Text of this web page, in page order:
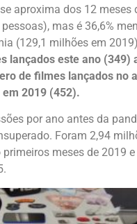
aproxima dos 12 meses
mas é 36,6%
(129,1 milhões em
lançados este ano (349)
de filmes lançados no
2019 (452).
por ano antes da
Foram 2,94
meses de 2019 e